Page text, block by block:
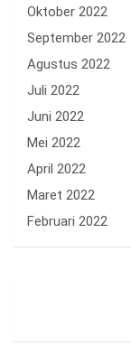
Oktober 2022
September 2022
Agustus 2022
Juli 2022
Juni 2022
Mei 2022
April 2022
Maret 2022
Februari 2022